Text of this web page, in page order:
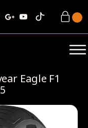
Eagle F1